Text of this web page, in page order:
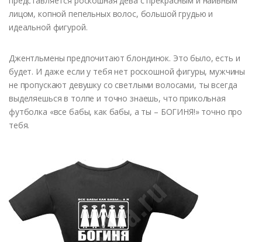
лицом, копной пепельных волос, большой грудью и
идеальной фигурой.
Джентльмены предпочитают блондинок. Это было, есть и
будет. И даже если у тебя нет роскошной фигуры, мужчины
не пропускают девушку со светлыми волосами, ты всегда
выделяешься в толпе и точно знаешь, что прикольная
футболка «все бабы, как бабы, а ты – БОГИНЯ!» точно про
тебя.